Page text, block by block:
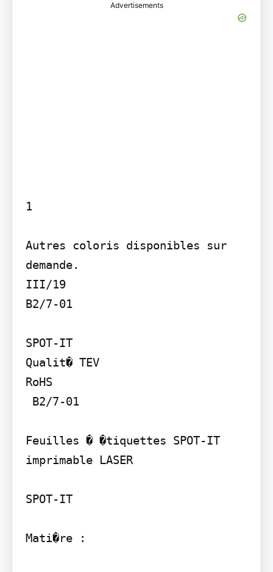
Advertisements
1
Autres coloris disponibles sur
demande.
III/19
B2/7-01
SPOT-IT
Qualit� TEV
RoHS
Feuilles � �tiquettes SPOT-IT
imprimable LASER
SPOT-IT
Mati�re :